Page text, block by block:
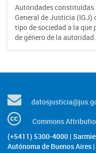
Autoridades constituidas
General de Justicia (IGJ)
tipo de sociedad a la que
de género de la autoridad.
Commons
(+5411) 5300-4000 |
Autónoma de Buenos Aires